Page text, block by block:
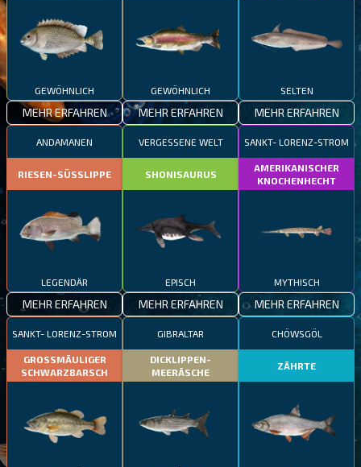
GEWÖHNLICH
MEHR ERFAHREN
GEWÖHNLICH
MEHR ERFAHREN
SELTEN
MEHR ERFAHREN
ANDAMANEN
RIESEN-SÜSSLIPPE
LEGENDÄR
MEHR ERFAHREN
VERGESSENE WELT
SHONISAURUS
EPISCH
MEHR ERFAHREN
SANKT- LORENZ-STROM
AMERIKANISCHER
KNOCHENHECHT
MYTHISCH
MEHR ERFAHREN
SANKT- LORENZ-STROM
GROSSMÄULIGER
SCHWARZBARSCH
GIBRALTAR
DICKLIPPEN-
MEERÄSCHE
CHÖWSGÖL
ZÄHRTE